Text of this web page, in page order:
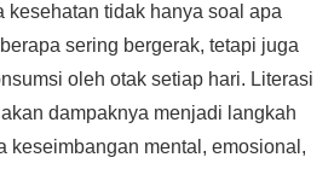
kesehatan tidak hanya soal apa
sering bergerak, tetapi juga
oleh otak setiap hari. Literasi
dampaknya menjadi langkah
keseimbangan mental, emosional,